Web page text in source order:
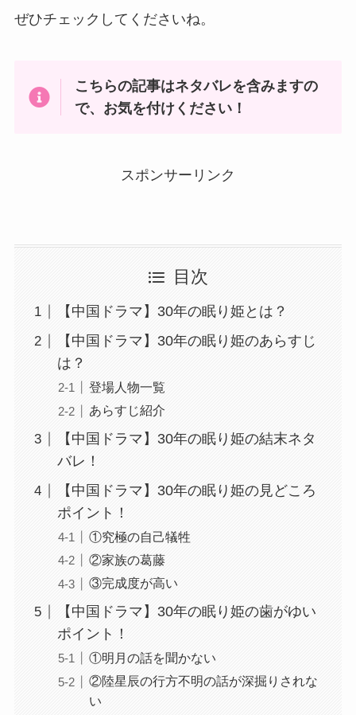
ぜひチェックしてくださいね。
こちらの記事はネタバレを含みますの
で、お気を付けください！
スポンサーリンク
目次
【中国ドラマ】30年の眠り姫とは？
【中国ドラマ】30年の眠り姫のあらすじ
は？
登場人物一覧
あらすじ紹介
【中国ドラマ】30年の眠り姫の結末ネタ
バレ！
【中国ドラマ】30年の眠り姫の見どころ
ポイント！
①究極の自己犠牲
②家族の葛藤
③完成度が高い
【中国ドラマ】30年の眠り姫の歯がゆい
ポイント！
①明月の話を聞かない
②陸星辰の行方不明の話が深掘りされな
い